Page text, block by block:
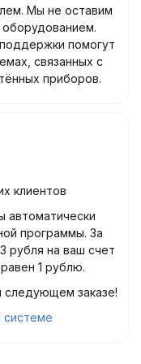
Мы не оставим
помогут
связанных с
приборов.
клиентов
автоматически
программы. За
рубля на ваш счет
1 рублю.
заказе!